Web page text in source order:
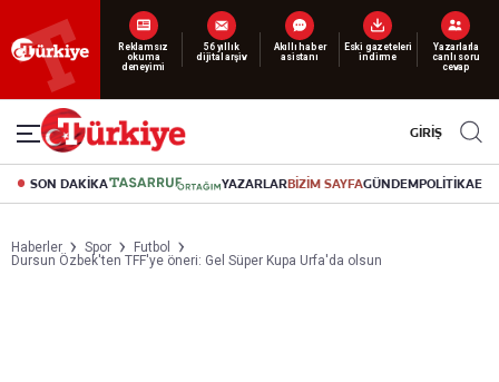
Yeni nesil dijital
abonelik 19 TL’den başlayan fiyatlarla.
GİRİŞ
SON DAKİKA YAZARLARBİZİM SAYFAGÜNDEMPOLİTİKA
Haberler Spor
Futbol
Dursun Özbek'ten TFF'ye öneri: Gel Süper Kupa Urfa'da olsun